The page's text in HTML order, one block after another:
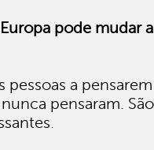
pode mudar
pessoas a
pensaram.